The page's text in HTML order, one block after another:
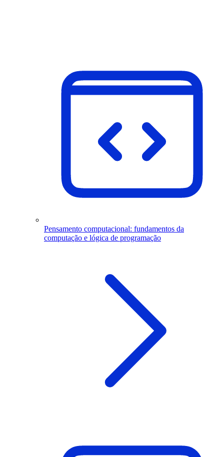
Pensamento computacional: fundamentos da
computação e lógica de programação